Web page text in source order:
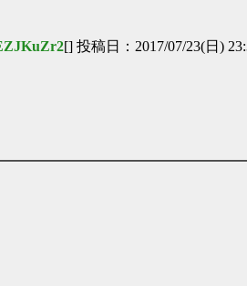
[] 投稿日：2017/07/23(日)